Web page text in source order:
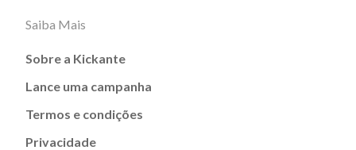
Saiba Mais
Sobre a Kickante
Lance uma campanha
Termos e condições
Privacidade